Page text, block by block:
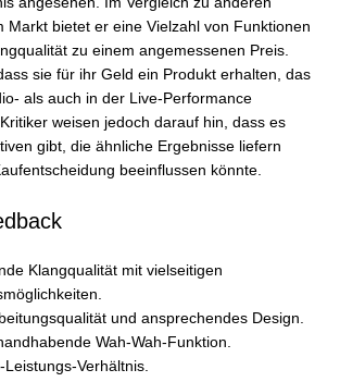
Markt bietet er eine Vielzahl von Funktionen
zu einem angemessenen Preis.
sie für ihr Geld ein Produkt erhalten, das
als auch in der Live-Performance
weisen jedoch darauf hin, dass es
gibt, die ähnliche Ergebnisse liefern
beeinflussen könnte.
Klangqualität mit vielseitigen
und ansprechendes Design.
Wah-Wah-Funktion.
Verhältnis.